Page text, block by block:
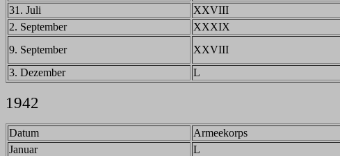
31. Juli
XXVIII
2. September
XXXIX
9. September
XXVIII
3. Dezember
L
1942
Datum Armeekorps
Januar
L